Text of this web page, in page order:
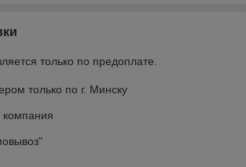
только по предоплате.
только по г. Минску
компания